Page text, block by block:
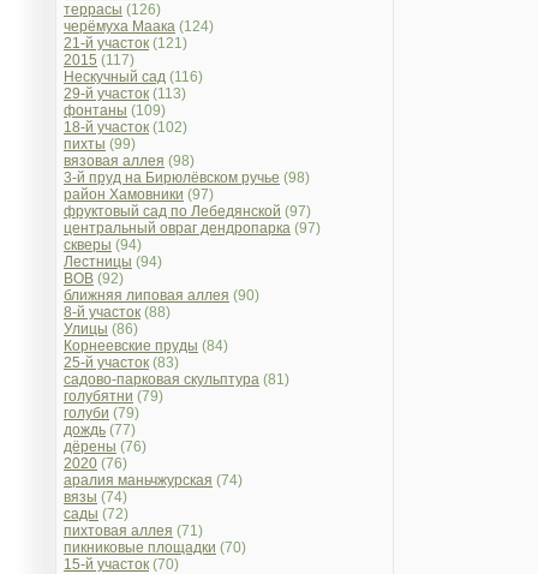
террасы (126)
черёмуха Маака (124)
21-й участок (121)
2015 (117)
Нескучный сад (116)
29-й участок (113)
фонтаны (109)
18-й участок (102)
пихты (99)
вязовая аллея (98)
3-й пруд на Бирюлёвском ручье (98)
район Хамовники (97)
фруктовый сад по Лебедянской (97)
центральный овраг дендропарка (97)
скверы (94)
Лестницы (94)
ВОВ (92)
ближняя липовая аллея (90)
8-й участок (88)
Улицы (86)
Корнеевские пруды (84)
25-й участок (83)
садово-парковая скульптура (81)
голубятни (79)
голуби (79)
дождь (77)
дёрены (76)
2020 (76)
аралия маньчжурская (74)
вязы (74)
сады (72)
пихтовая аллея (71)
пикниковые площадки (70)
15-й участок (70)